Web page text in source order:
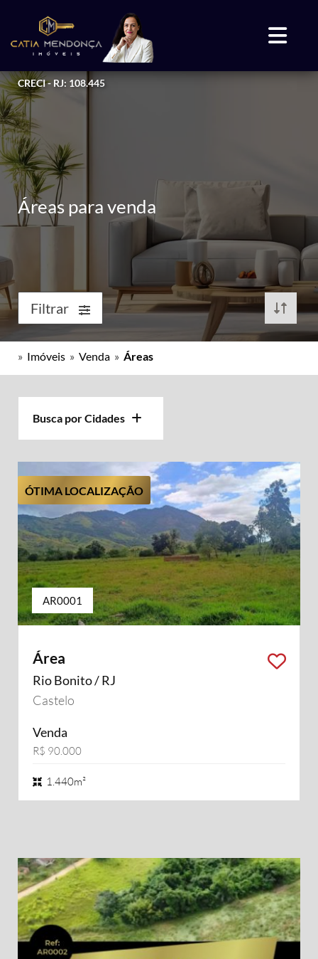
CRECI - RJ: 108.445
Áreas para venda
Filtrar
» Imóveis » Venda » Áreas
Busca por Cidades
ÓTIMA LOCALIZAÇÃO
AR0001
Área
Rio Bonito / RJ
Castelo
Venda
R$ 90.000
1.440m²